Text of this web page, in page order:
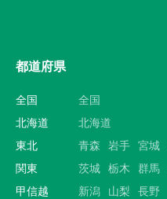
都道府県
全国
全国
北海道
北海道
東北
青森 岩手 宮城
関東
茨城 栃木 群馬
甲信越
新潟 山梨
長野